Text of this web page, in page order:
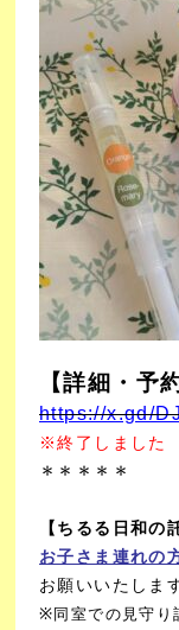
【詳細・予
https://x.gd/
※終了しました
＊＊＊＊＊
【ちるる日和の
お子さま連れの
お願いいたしま
※同室での見守り